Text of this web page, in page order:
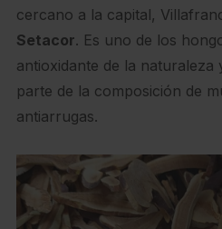
cercano a la capital,
Setacor. Es uno de los
antioxidante de la
parte de la composición de
antiarrugas.